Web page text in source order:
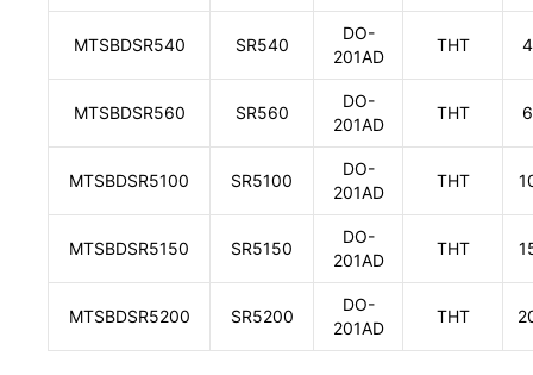
MTSBDSR540 SR540
DO-
201AD
THT
MTSBDSR560 SR560
DO-
201AD
THT
MTSBDSR5100 SR5100
DO-
201AD
THT
MTSBDSR5150 SR5150
DO-
201AD
THT
MTSBDSR5200 SR5200
DO-
201AD
THT